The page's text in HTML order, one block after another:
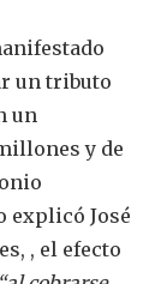
un tributo
un
y de
explicó José
, el efecto